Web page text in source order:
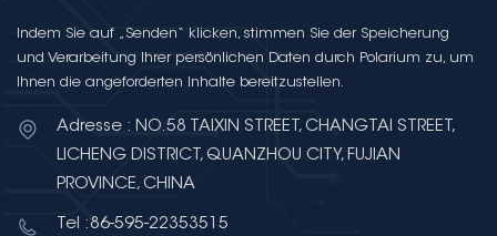
Indem Sie auf „Senden“ klicken, stimmen Sie der Speicherung
und Verarbeitung Ihrer persönlichen Daten durch Polarium zu, um
Ihnen die angeforderten Inhalte bereitzustellen.
Adresse : NO.58 TAIXIN STREET, CHANGTAI STREET,
LICHENG DISTRICT, QUANZHOU CITY, FUJIAN
PROVINCE, CHINA
Tel :86-595-22353515